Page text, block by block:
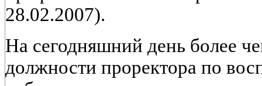
28.02.2007).
На сегодняшний день более
должности проректора по